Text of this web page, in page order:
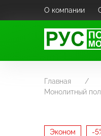
О компании
Главная
Монолитный
Эконом -